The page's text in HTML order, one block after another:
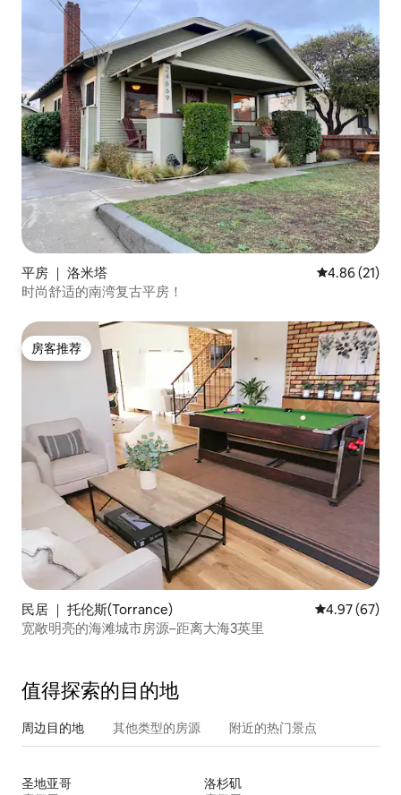
平房 ｜ 洛米塔 平均评分
4.86 (21)
时尚舒适的南湾复古平房！
房客推荐
房客推荐
民居 ｜ 托伦斯(Torrance) 平均评分
4.97 (67)
宽敞明亮的海滩城市房源–距离大海3英里
值得探索的目的地
周边目的地 其他类型的房源 附近的热门景点
圣地亚哥
洛杉矶